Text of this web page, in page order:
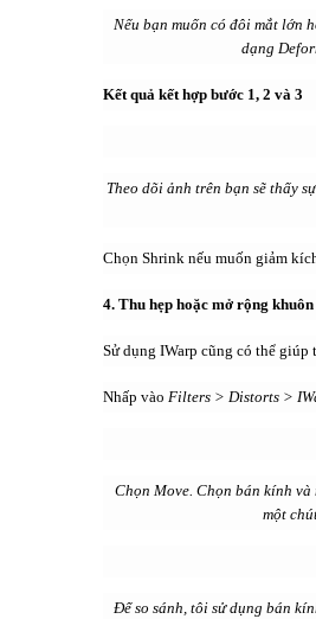
Nếu bạn muốn có đôi mắt lớn
dạng
Kết quả kết hợp bước 1, 2 và 3
Theo dõi ảnh trên bạn sẽ thấy
Chọn Shrink nếu muốn giảm
4. Thu hẹp hoặc mở rộng
Sử dụng IWarp cũng có thể
Nhấp vào Filters > Distorts >
Chọn Move. Chọn bán kính và
một
Để so sánh, tôi sử dụng bán